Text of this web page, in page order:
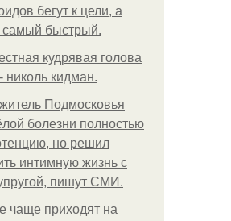
бегут к цели, а
самый быстрый.
кудрявая голова
николь кидман.
Подмосковья
болезни полностью
но решил
интимную жизнь с
пишут СМИ.
чаще приходят на